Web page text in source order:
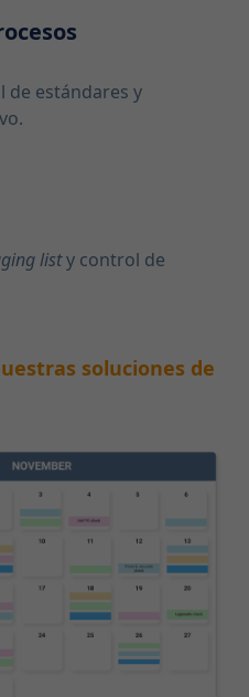
de estándares y
listy control de
soluciones de